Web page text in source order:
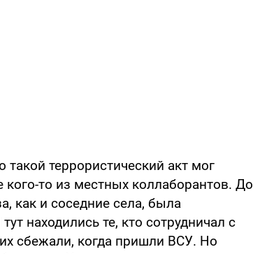
террористический акт мог
кого-то из местных коллаборантов. До
как и соседние села, была
находились те, кто сотрудничал с
сбежали, когда пришли ВСУ. Но